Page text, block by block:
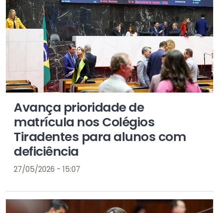
Avança prioridade de
matrícula nos Colégios
Tiradentes para alunos com
deficiência
27/05/2026 - 15:07